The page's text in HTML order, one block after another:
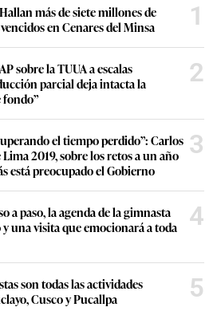
más de siete millones de
en Cenares del Minsa
1
sobre la TUUA a escalas
parcial deja intacta la
fondo”
2
el tiempo perdido”: Carlos
2019, sobre los retos a un año
está preocupado el Gobierno
3
a paso, la agenda de la gimnasta
una visita que emocionará a toda
4
son todas las actividades
Cusco y Pucallpa
5